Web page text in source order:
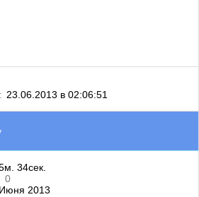
23.06.2013 в 02:06:51
34сек.
0
2013